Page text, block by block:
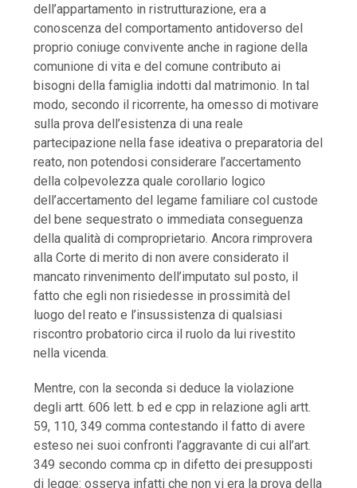
dell’appartamento in ristrutturazione, era a
conoscenza del comportamento antidoverso del
proprio coniuge convivente anche in ragione della
comunione di vita e del comune contributo ai
bisogni della famiglia indotti dal matrimonio. In tal
modo, secondo il ricorrente, ha omesso di motivare
sulla prova dell’esistenza di una reale
partecipazione nella fase ideativa o preparatoria del
reato, non potendosi considerare l’accertamento
della colpevolezza quale corollario logico
dell’accertamento del legame familiare col custode
del bene sequestrato o immediata conseguenza
della qualità di comproprietario. Ancora rimprovera
alla Corte di merito di non avere considerato il
mancato rinvenimento dell’imputato sul posto, il
fatto che egli non risiedesse in prossimità del
luogo del reato e l’insussistenza di qualsiasi
riscontro probatorio circa il ruolo da lui rivestito
nella vicenda.
Mentre, con la seconda si deduce la violazione
degli artt. 606 lett. b ed e cpp in relazione agli artt.
59, 110, 349 comma contestando il fatto di avere
esteso nei suoi confronti l’aggravante di cui all’art.
349 secondo comma cp in difetto dei presupposti
di legge: osserva infatti che non vi era la prova della